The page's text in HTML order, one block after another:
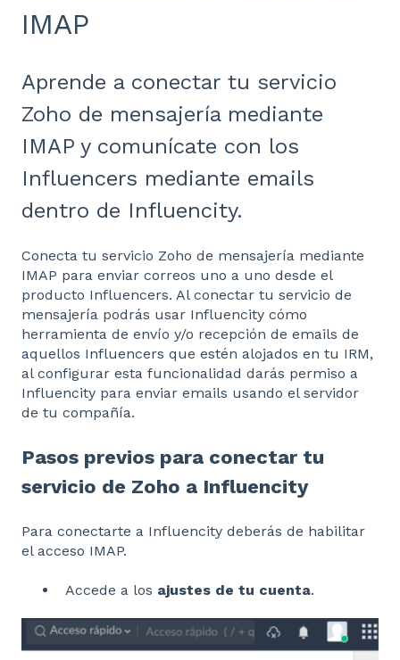
IMAP
Aprende a conectar tu servicio
Zoho de mensajería mediante
IMAP y comunícate con los
Influencers mediante emails
dentro de Influencity.
Conecta tu servicio Zoho de mensajería mediante
IMAP para enviar correos uno a uno desde el
producto Influencers. Al conectar tu servicio de
mensajería podrás usar Influencity cómo
herramienta de envío y/o recepción de emails de
aquellos Influencers que estén alojados en tu IRM,
al configurar esta funcionalidad darás permiso a
Influencity para enviar emails usando el servidor
de tu compañía.
Pasos previos para conectar tu
servicio de Zoho a Influencity
Para conectarte a Influencity deberás de habilitar
el acceso IMAP.
Accede a los ajustes de tu cuenta.